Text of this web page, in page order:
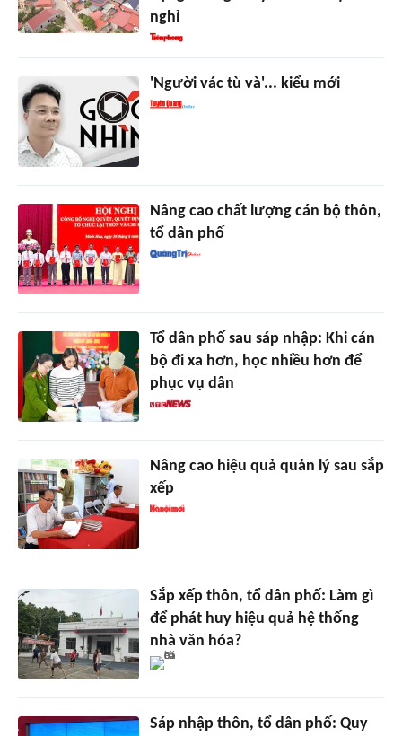
nghỉ
'Người vác tù và'... kiểu mới
Nâng cao chất lượng cán bộ thôn,
tổ dân phố
Tổ dân phố sau sáp nhập: Khi cán
bộ đi xa hơn, học nhiều hơn để
phục vụ dân
Nâng cao hiệu quả quản lý sau sắp
xếp
Sắp xếp thôn, tổ dân phố: Làm gì
để phát huy hiệu quả hệ thống
nhà văn hóa?
Sáp nhập thôn, tổ dân phố: Quy